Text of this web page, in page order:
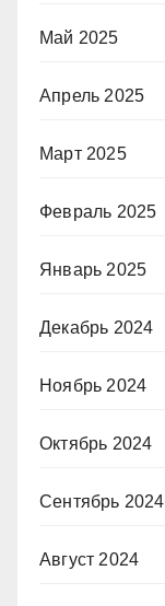
Май 2025
Апрель 2025
Март 2025
Февраль 2025
Январь 2025
Декабрь 2024
Ноябрь 2024
Октябрь 2024
Сентябрь 2024
Август 2024